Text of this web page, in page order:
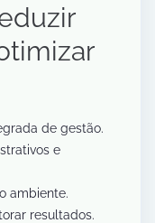
de gestão.
e
ambiente.
resultados.